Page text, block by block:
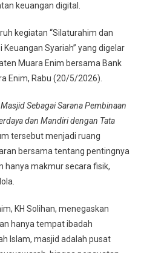
keuangan digital.
kegiatan “Silaturahim dan
Keuangan Syariah” yang digelar
Muara Enim bersama Bank
Enim, Rabu (20/5/2026).
Masjid Sebagai Sarana Pembinaan
dan Mandiri dengan Tata
tersebut menjadi ruang
bersama tentang pentingnya
hanya makmur secara fisik,
KH Solihan, menegaskan
hanya tempat ibadah
Islam, masjid adalah pusat